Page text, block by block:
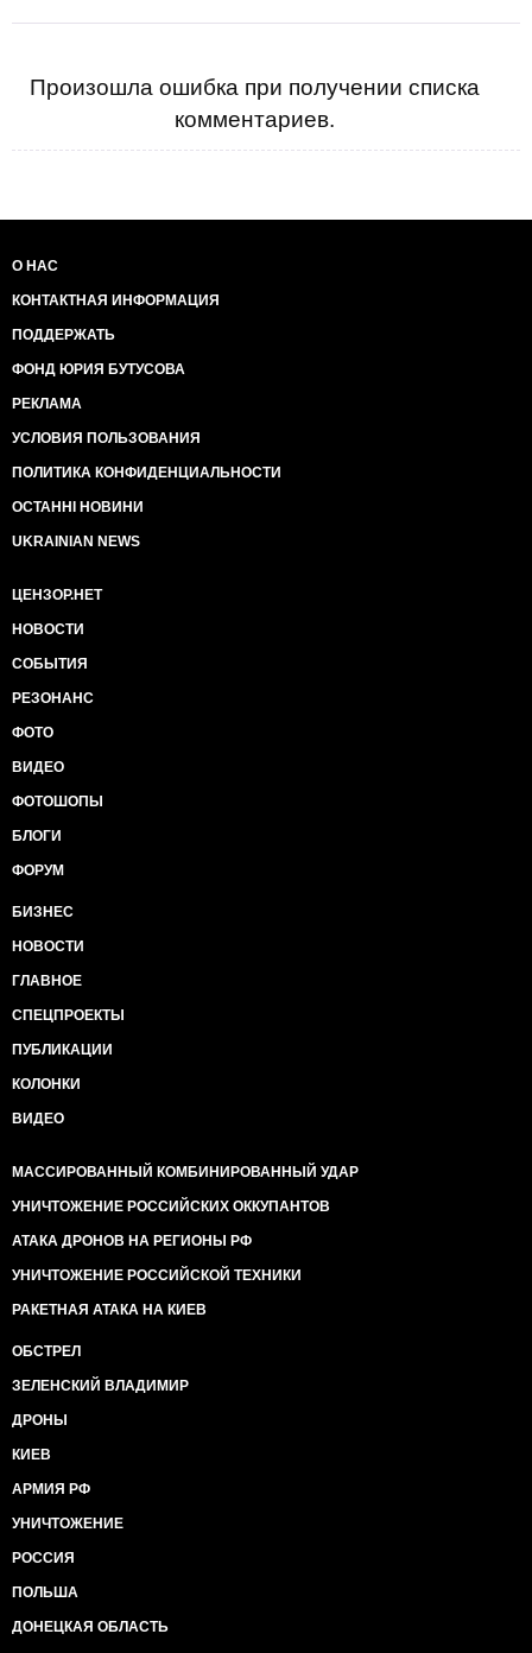
Произошла ошибка при получении списка
комментариев.
О НАС
КОНТАКТНАЯ ИНФОРМАЦИЯ
ПОДДЕРЖАТЬ
ФОНД ЮРИЯ БУТУСОВА
РЕКЛАМА
УСЛОВИЯ ПОЛЬЗОВАНИЯ
ПОЛИТИКА КОНФИДЕНЦИАЛЬНОСТИ
ОСТАННІ НОВИНИ
UKRAINIAN NEWS
ЦЕНЗОР.НЕТ
НОВОСТИ
СОБЫТИЯ
РЕЗОНАНС
ФОТО
ВИДЕО
ФОТОШОПЫ
БЛОГИ
ФОРУМ
БИЗНЕС
НОВОСТИ
ГЛАВНОЕ
СПЕЦПРОЕКТЫ
ПУБЛИКАЦИИ
КОЛОНКИ
ВИДЕО
МАССИРОВАННЫЙ КОМБИНИРОВАННЫЙ УДАР
УНИЧТОЖЕНИЕ РОССИЙСКИХ ОККУПАНТОВ
АТАКА ДРОНОВ НА РЕГИОНЫ РФ
УНИЧТОЖЕНИЕ РОССИЙСКОЙ ТЕХНИКИ
РАКЕТНАЯ АТАКА НА КИЕВ
ОБСТРЕЛ
ЗЕЛЕНСКИЙ ВЛАДИМИР
ДРОНЫ
КИЕВ
АРМИЯ РФ
УНИЧТОЖЕНИЕ
РОССИЯ
ПОЛЬША
ДОНЕЦКАЯ ОБЛАСТЬ